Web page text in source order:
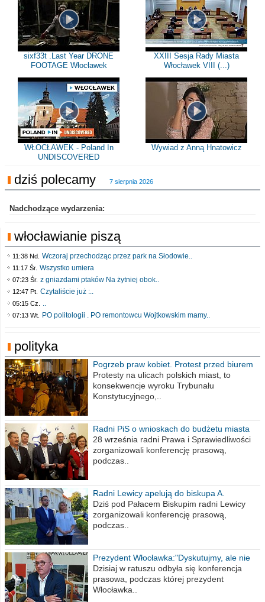
sixf33t .Last Year DRONE
FOOTAGE Włocławek
XXIII Sesja Rady Miasta
Włocławek VIII (...)
WŁOCŁAWEK - Poland In
UNDISCOVERED
Wywiad z Anną Hnatowicz
dziś polecamy 7 sierpnia 2026
Nadchodzące wydarzenia:
włocławianie piszą
11:38 Nd. Wczoraj przechodząc przez park na Słodowie..
11:17 Śr. Wszystko umiera
07:23 Śr. z gniazdami ptaków Na żytniej obok..
12:47 Pt. Czytaliście już :..
05:15 Cz. ..
07:13 Wt. PO politologii . PO remontowcu Wojtkowskim mamy..
polityka
Pogrzeb praw kobiet. Protest przed biurem
poselskim PiS
Protesty na ulicach polskich miast, to
konsekwencje wyroku Trybunału
Konstytucyjnego,..
Radni PiS o wnioskach do budżetu miasta
na 2021 rok
28 września radni Prawa i Sprawiedliwości
zorganizowali konferencję prasową,
podczas..
Radni Lewicy apelują do biskupa A.
Wiesława Meringa
Dziś pod Pałacem Biskupim radni Lewicy
zorganizowali konferencję prasową,
podczas..
Prezydent Włocławka:"Dyskutujmy, ale nie
obrażajmy się”
Dzisiaj w ratuszu odbyła się konferencja
prasowa, podczas której prezydent
Włocławka..